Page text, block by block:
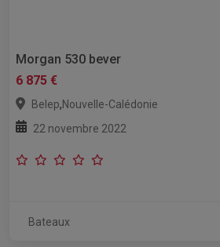
Morgan 530 bever
6 875 €
Belep,Nouvelle-Calédonie
22 novembre 2022
Bateaux